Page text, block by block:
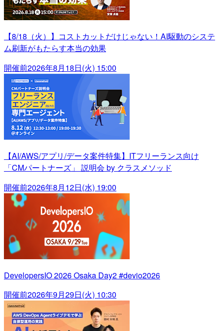
【8/18（火）】コストカットだけじゃない！AI駆動のシステ
ム刷新がもたらす本当の効果
開催前2026年8月18日(火) 15:00
【AI/AWS/アプリ/データ案件特集】ITフリーランス向け
「CMパートナーズ」 説明会 by クラスメソッド
開催前2026年8月12日(水) 19:00
DevelopersIO 2026 Osaka Day2 #devio2026
開催前2026年9月29日(火) 10:30